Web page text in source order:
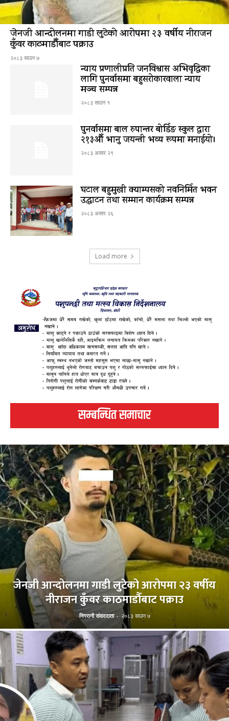
जेनजी आन्दोलनमा गाडी लुटेको आरोपमा २३ वर्षीय नीराजन
कुँवर काठमाडौँबाट पक्राउ
२०८३ साउन ७
न्याय प्रणालीप्रति जनविश्वास अभिवृद्धिका
लागि पुनर्वासमा बहुसरोकारवाला न्याय
मञ्च सम्पन्न
२०८३ साउन १
पुनर्वासमा बाल रुपान्तर बोर्डिङ स्कुल द्धारा
२१३औँ भानु जयन्ती भव्य रूपमा मनाईयो।
२०८३ असार २९
घटाल बहुमुखी क्याम्पसको नवनिर्मित भवन
उद्घाटन तथा सम्मान कार्यक्रम सम्पन्न
२०८३ असार २६
Load more
सम्बन्धित समाचार
जेनजी आन्दोलनमा गाडी लुटेको आरोपमा २३ वर्षीय
नीराजन कुँवर काठमाडौँबाट पक्राउ
निगरानी संवाददाता - २०८३ साउन ७